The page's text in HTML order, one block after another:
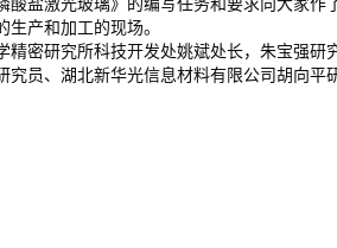
激光玻璃》的编写任务和要求向大家作
产和加工的现场。
研究所科技开发处姚斌处长，朱宝强研
究员、湖北新华光信息材料有限公司胡向